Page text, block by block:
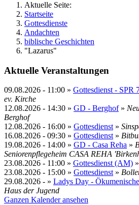
Aktuelle Seite:
Startseite
Gottesdienste
Andachten
biblische Geschichten
"Lazarus"
Aktuelle Veranstaltungen
09.08.2026 - 11:00 » Gottesdienst - SPR
ev. Kirche
12.08.2026 - 14:30 » GD - Berghof»
Berghof
12.08.2026 - 16:00 » Gottesdienst»
16.08.2026 - 09:30 » Gottesdienst»
19.08.2026 - 14:00 » GD - Casa Reha »
Seniorenpflegeheim CASA REHA
23.08.2026 - 11:00 » Gottesdienst (AM) »
23.08.2026 - 15:00 » Gottesdienst»
29.08.2026 - » Ladys Day -
Haus der Jugend
Ganzen Kalender ansehen